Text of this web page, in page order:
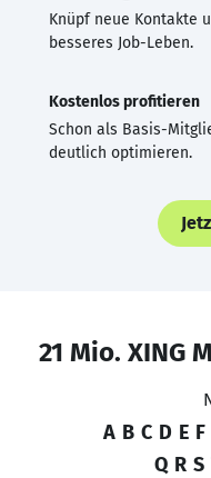
Knüpf neue Kontakte
besseres Job-Leben.
Kostenlos profitieren
Schon als Basis-
deutlich optimieren.
21 Mio. XING
A B C D E F
Q R S